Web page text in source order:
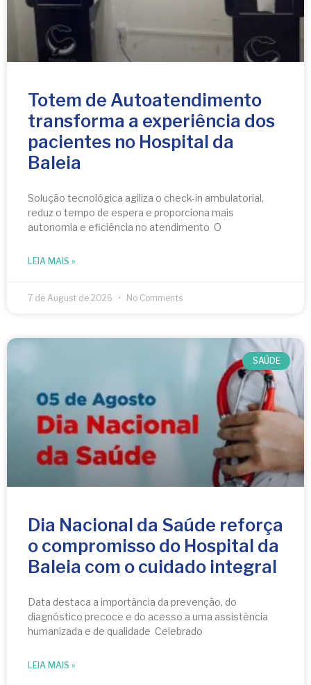
Totem de Autoatendimento
transforma a experiência dos
pacientes no Hospital da
Baleia
Solução tecnológica agiliza o check-in ambulatorial,
reduz o tempo de espera e proporciona mais
autonomia e eficiência no atendimento O
LEIA MAIS »
7 de August de 2026 No Comments
SAÚDE
Dia Nacional da Saúde reforça
o compromisso do Hospital da
Baleia com o cuidado integral
Data destaca a importância da prevenção, do
diagnóstico precoce e do acesso a uma assistência
humanizada e de qualidade Celebrado
LEIA MAIS »